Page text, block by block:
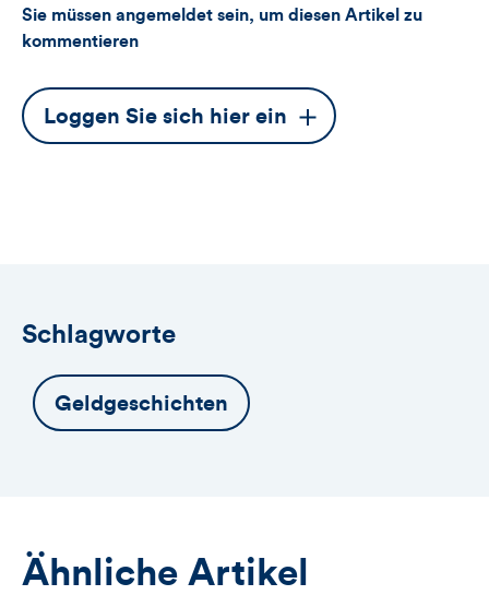
Sie müssen angemeldet sein, um diesen Artikel zu
kommentieren
Dieser
Button
Loggen Sie sich hier ein
Schlagworte
Geldgeschichten
Ähnliche Artikel